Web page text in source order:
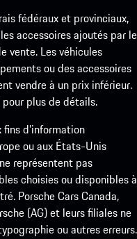
fédéraux et provinciaux,
accessoires ajoutés par le
vente. Les véhicules
ou des accessoires
vendre à un prix inférieur.
plus de détails.
fins d’information
ou aux États-Unis
représentent pas
choisies ou disponibles à
Porsche Cars Canada,
(AG) et leurs filiales ne
ou autres erreurs.